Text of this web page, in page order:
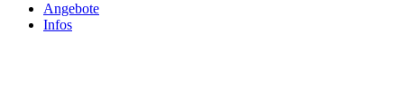
Angebote
Infos